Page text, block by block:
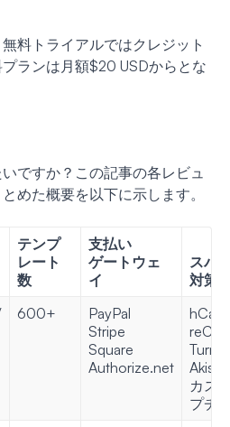
料トライアルではクレジット
ランは月額$20 USDからとな
ですか？この記事の各レビュ
めた概要を以下に示します。
テンプ
レート
数
支払い
ゲートウェ
イ
スパ
対策
600+
PayPal
Stripe
Square
Authorize.net
カス
プチ